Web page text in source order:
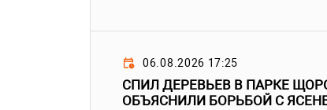
06.08.2026 17:25
СПИЛ ДЕРЕВЬЕВ В ПАРКЕ
ОБЪЯСНИЛИ БОРЬБОЙ С